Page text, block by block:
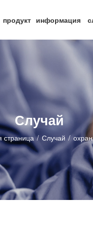
продукт информация
Электроэнергии
Случай
страница / Случай /